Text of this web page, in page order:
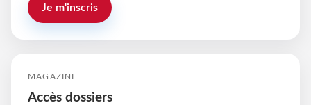
Je m'inscris
MAGAZINE
Accès dossiers